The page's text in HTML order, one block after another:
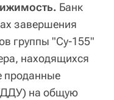
Банк
завершения
группы "Су-155"
находящихся
проданные
на общую